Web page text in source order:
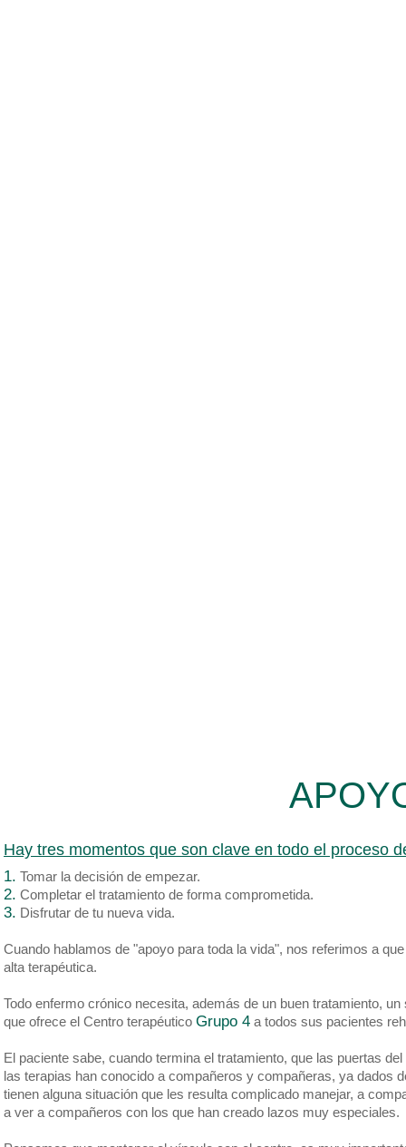
Hay tres momentos que son clave en todo el proceso
1. Tomar la decisión de empezar.
2. Completar el tratamiento de forma comprometida.
3. Disfrutar de tu nueva vida.
Cuando hablamos de "apoyo para toda la vida", nos referimos a
alta terapéutica.
Todo enfermo crónico necesita, además de un buen tratamiento,
que ofrece el Centro terapéutico Grupo 4 a todos sus pacientes
El paciente sabe, cuando termina el tratamiento, que las puertas del
las terapias han conocido a compañeros y compañeras, ya dados
tienen alguna situación que les resulta complicado manejar, a
a ver a compañeros con los que han creado lazos muy especiales.